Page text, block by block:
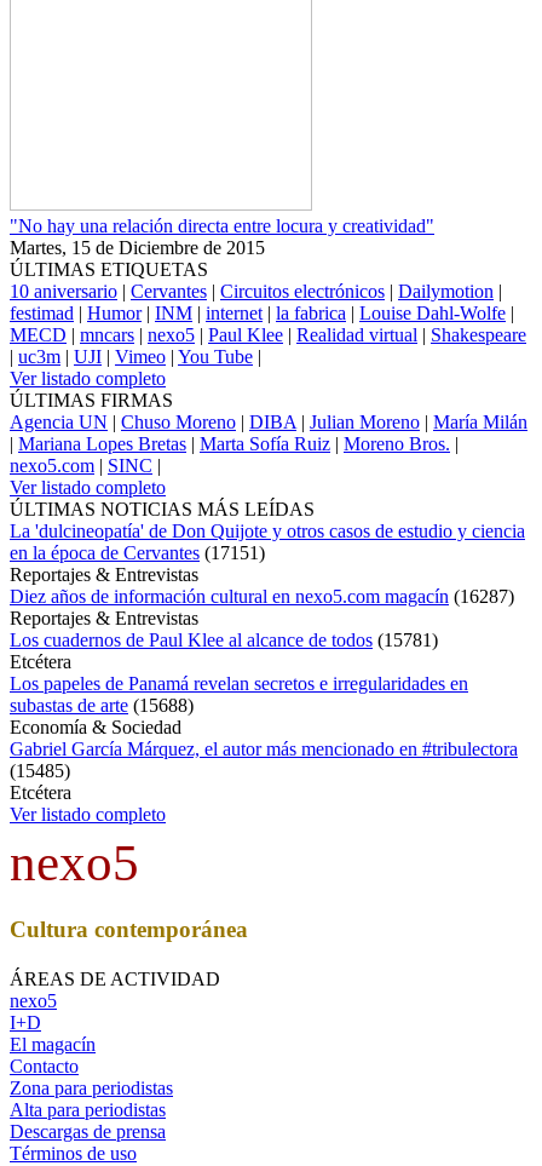
"No hay una relación directa entre locura y creatividad"
Martes, 15 de Diciembre de 2015
ÚLTIMAS ETIQUETAS
10 aniversario | Cervantes | Circuitos electrónicos | Dailymotion |
festimad | Humor| INM | internet | la fabrica | Louise Dahl-Wolfe |
MECD | mncars | nexo5 | Paul Klee | Realidad virtual | Shakespeare
| uc3m | UJI | Vimeo | You Tube |
Ver listado completo
ÚLTIMAS FIRMAS
Agencia UN | Chuso Moreno | DIBA | Julian Moreno | María Milán
| Mariana Lopes Bretas | Marta Sofía Ruiz | Moreno Bros. |
nexo5.com | SINC |
Ver listado completo
ÚLTIMAS NOTICIAS MÁS LEÍDAS
La 'dulcineopatía' de Don Quijote y otros casos de estudio y ciencia
en la época de Cervantes (17151)
Reportajes & Entrevistas
Diez años de información cultural en nexo5.com magacín (16287)
Reportajes & Entrevistas
Los cuadernos de Paul Klee al alcance de todos (15781)
Etcétera
Los papeles de Panamá revelan secretos e irregularidades en
subastas de arte (15688)
Economía & Sociedad
Gabriel García Márquez, el autor más mencionado en #tribulectora
(15485)
Etcétera
Ver listado completo
nexo5
Cultura contemporánea
ÁREAS DE ACTIVIDAD
nexo5
I+D
El magacín
Contacto
Zona para periodistas
Alta para periodistas
Descargas de prensa
Términos de uso